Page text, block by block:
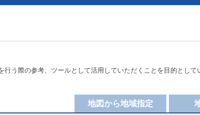
う際の参考、ツールとして活用していただくことを目的として
地図から地域指定